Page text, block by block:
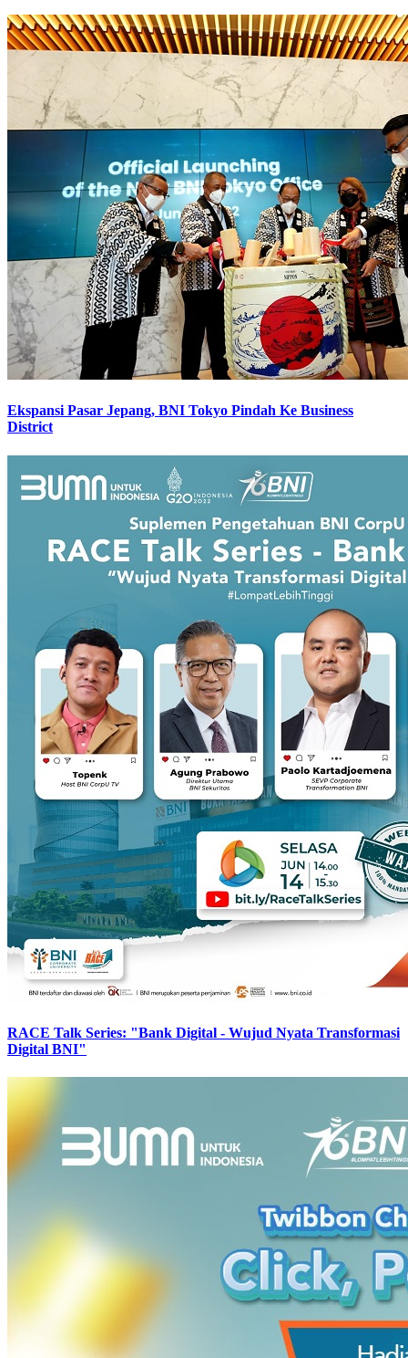
Ekspansi Pasar Jepang, BNI Tokyo Pindah Ke Business
District
RACE Talk Series: "Bank Digital - Wujud Nyata Transformasi
Digital BNI"